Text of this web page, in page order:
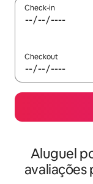
Check-in
Checkout
Aluguel
avaliações